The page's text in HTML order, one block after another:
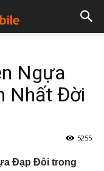
Ngựa
Nhất Đời
5255
Đạp Đôi trong